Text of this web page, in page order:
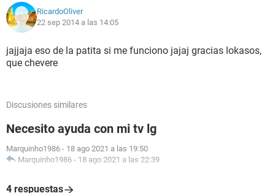
RicardoOliver
22 sep 2014 a las 14:05
jajjaja eso de la patita si me funciono jajaj gracias lokasos,
que chevere
Discusiones similares
Necesito ayuda con mi tv lg
Marquinho1986 - 18 ago 2021 a las 19:50
Marquinho1986 - 18 ago 2021 a las 22:39
4 respuestas